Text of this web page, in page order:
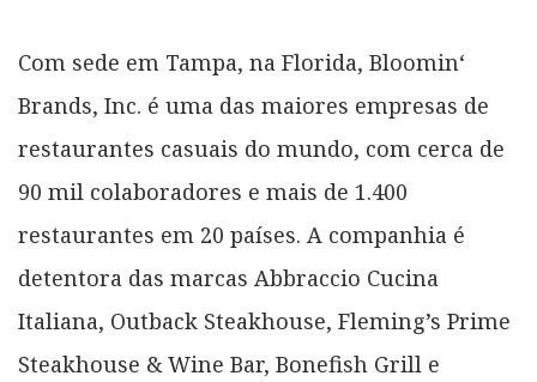
Com sede em Tampa, na Florida, Bloomin‘
Brands, Inc. é uma das maiores empresas de
restaurantes casuais do mundo, com cerca de
90 mil colaboradores e mais de 1.400
restaurantes em 20 países. A companhia é
detentora das marcas Abbraccio Cucina
Italiana, Outback Steakhouse, Fleming’s Prime
Steakhouse & Wine Bar, Bonefish Grill e